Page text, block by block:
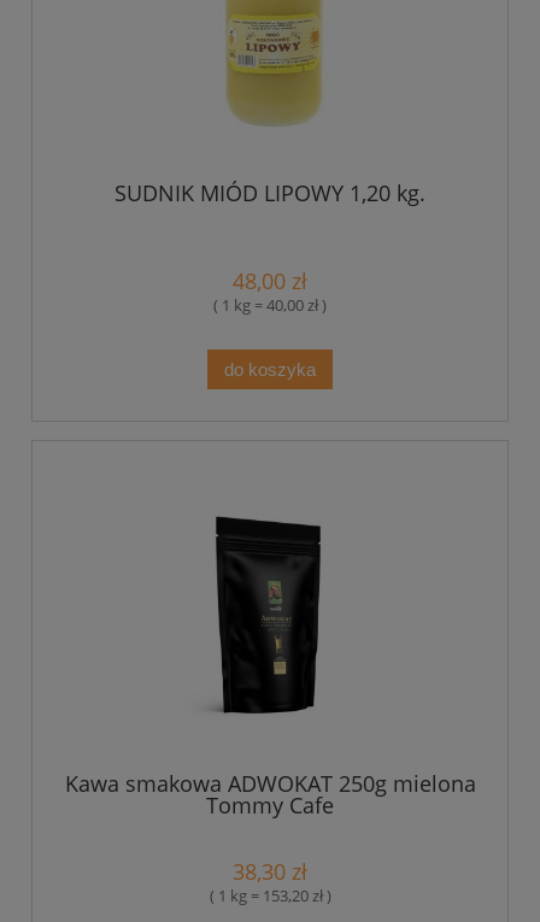
SUDNIK MIÓD LIPOWY 1,20 kg.
48,00 zł
( 1 kg = 40,00 zł )
do koszyka
Kawa smakowa ADWOKAT 250g mielona
Tommy Cafe
38,30 zł
( 1 kg = 153,20 zł )